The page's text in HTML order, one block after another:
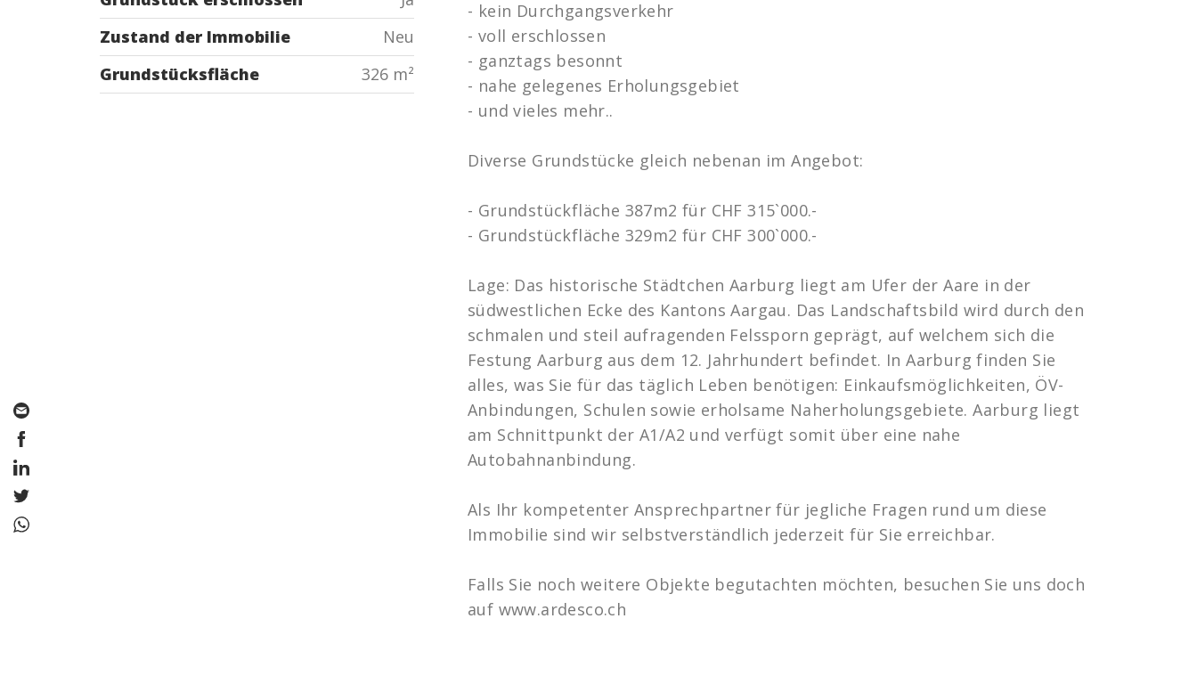
Zustand der Immobilie
Neu
Grundstücksfläche
326 m²
- kein Durchgangsverkehr
- voll erschlossen
- ganztags besonnt
- nahe gelegenes Erholungsgebiet
- und vieles mehr..
Diverse Grundstücke gleich nebenan im Angebot:
- Grundstückfläche 387m2 für CHF 315`000.-
- Grundstückfläche 329m2 für CHF 300`000.-
Lage: Das historische Städtchen Aarburg liegt am Ufer der Aare in der
südwestlichen Ecke des Kantons Aargau. Das Landschaftsbild wird durch den
schmalen und steil aufragenden Felssporn geprägt, auf welchem sich die
Festung Aarburg aus dem 12. Jahrhundert befindet. In Aarburg finden Sie
alles, was Sie für das täglich Leben benötigen: Einkaufsmöglichkeiten, ÖV-
Anbindungen, Schulen sowie erholsame Naherholungsgebiete. Aarburg liegt
am Schnittpunkt der A1/A2 und verfügt somit über eine nahe
Autobahnanbindung.
Als Ihr kompetenter Ansprechpartner für jegliche Fragen rund um diese
Immobilie sind wir selbstverständlich jederzeit für Sie erreichbar.
Falls Sie noch weitere Objekte begutachten möchten, besuchen Sie uns doch
auf www.ardesco.ch